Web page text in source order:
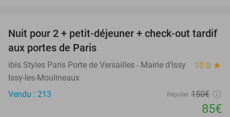
43%
Nuit pour 2 + petit-déjeuner + check-out tardif
aux portes de Paris
ibis Styles Paris Porte de Versailles - Mairie d'Issy 10.0 star
Issy-les-Moulineaux
Vendu : 213
Régulier 150€
85€